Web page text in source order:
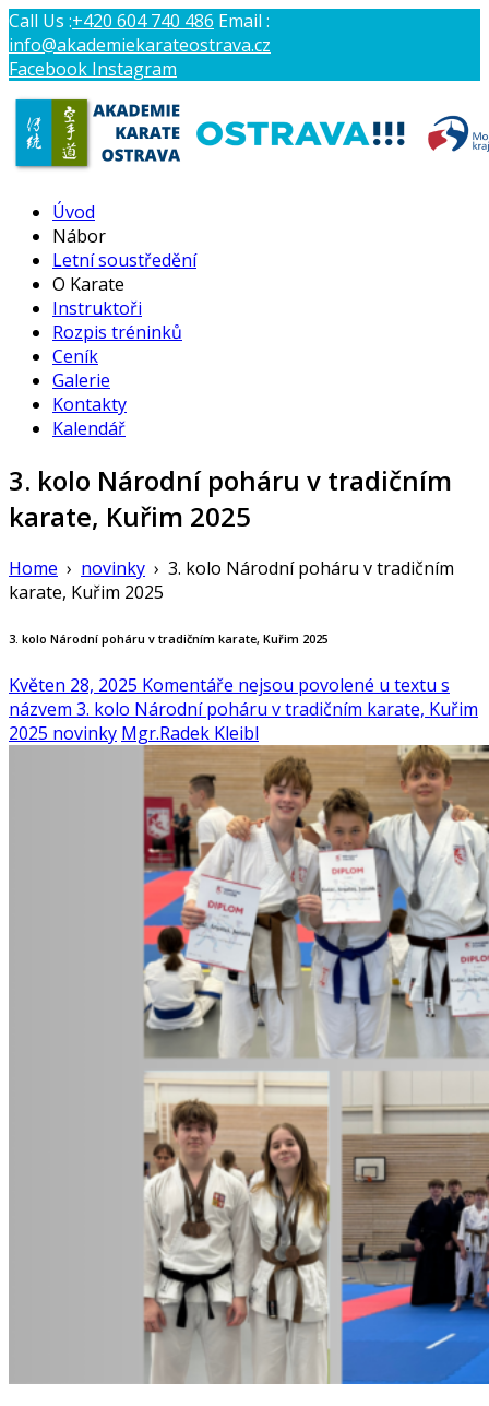
Call Us :+420 604 740 486 Email :
info@akademiekarateostrava.cz
Facebook Instagram
AKADEMIE KARATE OSTRAVA
Profesionální výcvik tradičního karate
Úvod
Nábor
Letní soustředění
O Karate
Instruktoři
Rozpis tréninků
Ceník
Galerie
Kontakty
Kalendář
3. kolo Národní poháru v tradičním
karate, Kuřim 2025
Home › novinky › 3. kolo Národní poháru v tradičním
karate, Kuřim 2025
3. kolo Národní poháru v tradičním karate, Kuřim 2025
Květen 28, 2025 Komentáře nejsou povolené u textu s
názvem 3. kolo Národní poháru v tradičním karate, Kuřim
2025 novinky Mgr.Radek Kleibl